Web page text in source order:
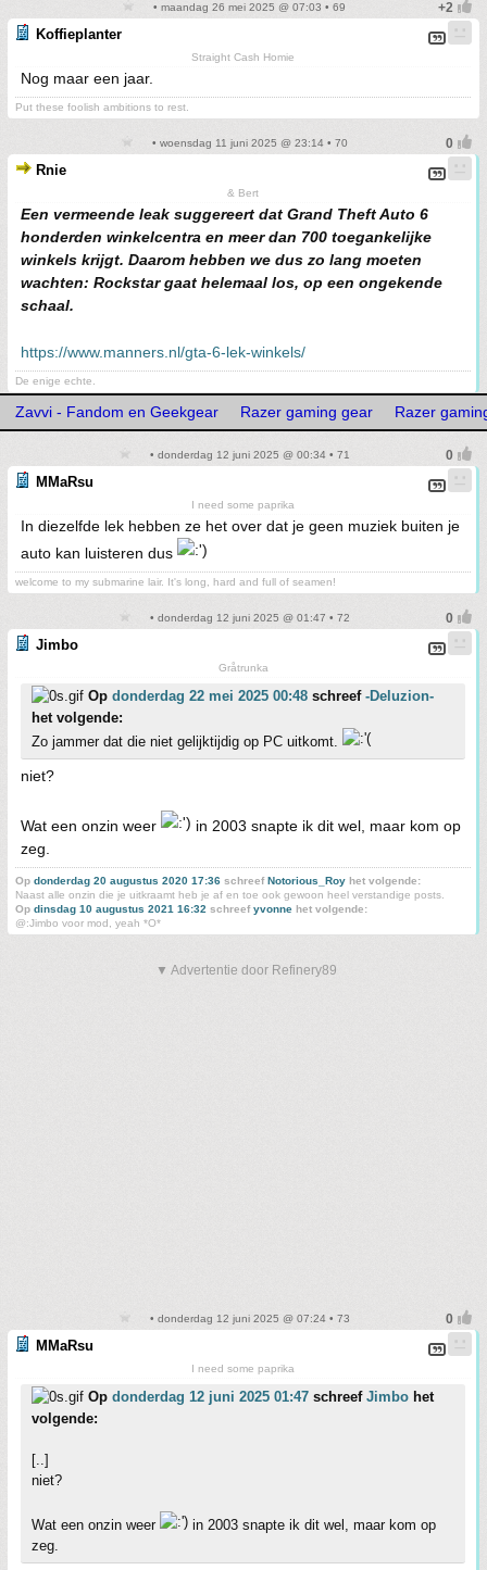
• maandag 26 mei 2025 @ 07:03 • 69
Koffieplanter
Straight Cash Homie
Nog maar een jaar.
Put these foolish ambitions to rest.
• woensdag 11 juni 2025 @ 23:14 • 70
Rnie
& Bert
Een vermeende leak suggereert dat Grand Theft Auto 6
honderden winkelcentra en meer dan 700 toegankelijke
winkels krijgt. Daarom hebben we dus zo lang moeten
wachten: Rockstar gaat helemaal los, op een ongekende
schaal.
https://www.manners.nl/gta-6-lek-winkels/
De enige echte.
Zavvi - Fandom en Geekgear Razer gaming gear Razer
• donderdag 12 juni 2025 @ 00:34 • 71
MMaRsu
I need some paprika
In diezelfde lek hebben ze het over dat je geen muziek buiten je
auto kan luisteren dus
welcome to my submarine lair. It's long, hard and full of seamen!
• donderdag 12 juni 2025 @ 01:47 • 72
Jimbo
Gråtrunka
Op donderdag 22 mei 2025 00:48 schreef -Deluzion-
het volgende:
Zo jammer dat die niet gelijktijdig op PC uitkomt.
niet?
Wat een onzin weer
in 2003 snapte ik dit wel, maar kom op
zeg.
Op donderdag 20 augustus 2020 17:36 schreefNotorious_Roy het volgende:
Naast alle onzin die je uitkraamt heb je af en toe ook gewoon heel verstandige posts.
Op dinsdag 10 augustus 2021 16:32 schreefyvonne het volgende:
@:Jimbo voor mod, yeah *O*
▼ Advertentie door Refinery89
• donderdag 12 juni 2025 @ 07:24 • 73
MMaRsu
I need some paprika
Op donderdag 12 juni 2025 01:47 schreef Jimbo het
volgende:
[..]
niet?
Wat een onzin weer
in 2003 snapte ik dit wel, maar kom op
zeg.